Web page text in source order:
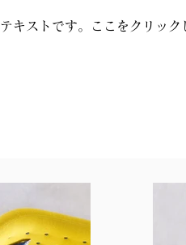
テキストです。ここをクリック